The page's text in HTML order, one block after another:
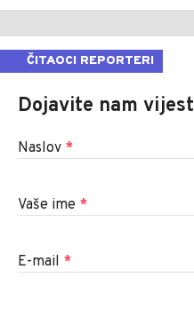
ČITAOCI REPORTERI
Dojavite nam vijest
Naslov *
Vaše ime *
E-mail *